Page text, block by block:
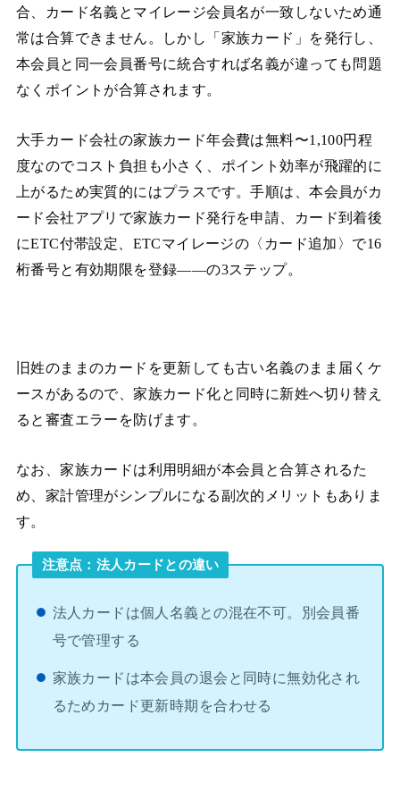
合、カード名義とマイレージ会員名が一致しないため通
常は合算できません。しかし「家族カード」を発行し、
本会員と同一会員番号に統合すれば名義が違っても問題
なくポイントが合算されます。
大手カード会社の家族カード年会費は無料〜1,100円程
度なのでコスト負担も小さく、ポイント効率が飛躍的に
上がるため実質的にはプラスです。手順は、本会員がカ
ード会社アプリで家族カード発行を申請、カード到着後
にETC付帯設定、ETCマイレージの〈カード追加〉で16
桁番号と有効期限を登録——の3ステップ。
旧姓のままのカードを更新しても古い名義のまま届くケ
ースがあるので、家族カード化と同時に新姓へ切り替え
ると審査エラーを防げます。
なお、家族カードは利用明細が本会員と合算されるた
め、家計管理がシンプルになる副次的メリットもありま
す。
注意点：法人カードとの違い
法人カードは個人名義との混在不可。別会員番
号で管理する
家族カードは本会員の退会と同時に無効化され
るためカード更新時期を合わせる